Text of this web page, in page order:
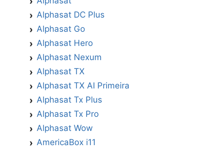
Alphasat DC Plus
Alphasat Go
Alphasat Hero
Alphasat Nexum
Alphasat TX
Alphasat TX AI Primeira
Alphasat Tx Plus
Alphasat Tx Pro
Alphasat Wow
AmericaBox i11